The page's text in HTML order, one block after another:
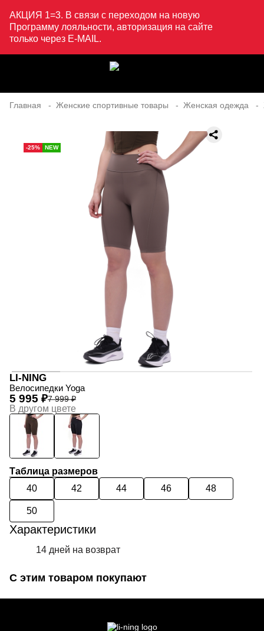
АКЦИЯ 1=3. В связи с переходом на новую
Программу лояльности, авторизация на сайте
только через E-MAIL.
Главная Женские спортивные товары Женская одежда
-25% NEW
LI-NING
Велосипедки Yoga
7 999 ₽
5 995 ₽
В другом цвете
Таблица размеров
40
42 44 46 48
50
Характеристики
14 дней на возврат
С этим товаром покупают